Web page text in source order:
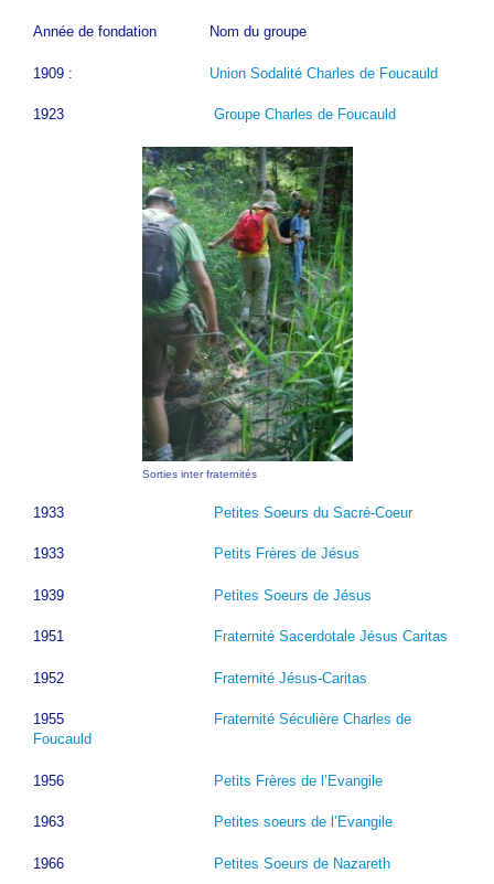
Année de fondation Nom du groupe
1909 : Union Sodalité Charles de Foucauld
1923 Groupe Charles de Foucauld
Sorties inter fraternités
1933 Petites Soeurs du Sacré-Coeur
1933 Petits Frères de Jésus
1939 Petites Soeurs de Jésus
1951 Fraternité Sacerdotale Jésus Caritas
1952 Fraternité Jésus-Caritas
1955
Fraternité Séculière Charles de
Foucauld
1956 Petits Frères de l’Evangile
1963 Petites soeurs de l’Evangile
1966 Petites Soeurs de Nazareth